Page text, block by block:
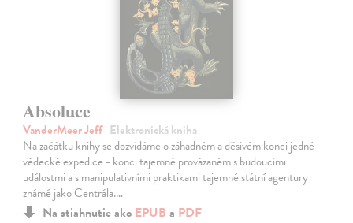
Absoluce
VanderMeer Jeff| Elektronická kniha
Na začátku knihy se dozvídáme o záhadném a děsivém konci jedné
vědecké expedice - konci tajemně provázaném s budoucími
událostmi a s manipulativními praktikami tajemné státní agentury
známé jako Centrála.…
Na stiahnutie ako EPUB a PDF